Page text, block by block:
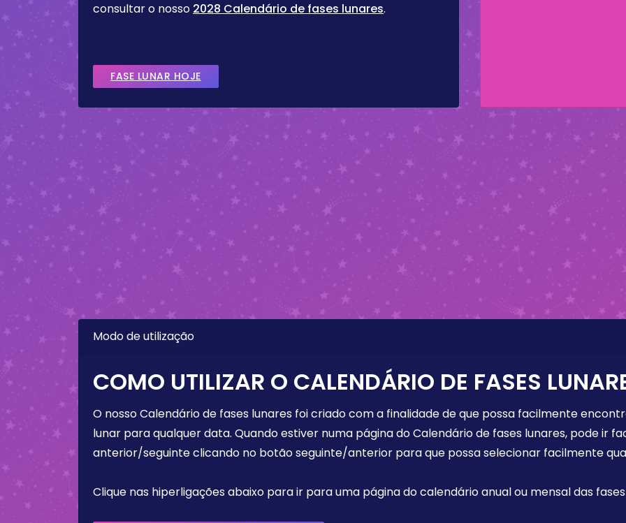
consultar o nosso 2028 Calendário de fases lunares.
FASE LUNAR HOJE
Modo de utilização
COMO UTILIZAR O CALENDÁRIO DE FASES
O nosso Calendário de fases lunares foi criado com a finalidade de que possa facilmente
lunar para qualquer data. Quando estiver numa página do Calendário de fases lunares, pode ir
anterior/seguinte clicando no botão seguinte/anterior para que possa selecionar facilmente
Clique nas hiperligações abaixo para ir para uma página do calendário anual ou mensal das